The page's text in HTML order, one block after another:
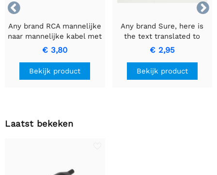


Any brand RCA mannelijke
naar mannelijke kabel met
zwarte ring voor
hoogwaardige
signaaloverdracht
€ 3,80
Bekijk product
Any brand Sure, here is
the text translated to
Dutch while keeping it
informal: AUTOZEKERING
MET CONTROLELAMPJE -
15A Blauwe Zekering.
€ 2,95
Bekijk product
Laatst bekeken